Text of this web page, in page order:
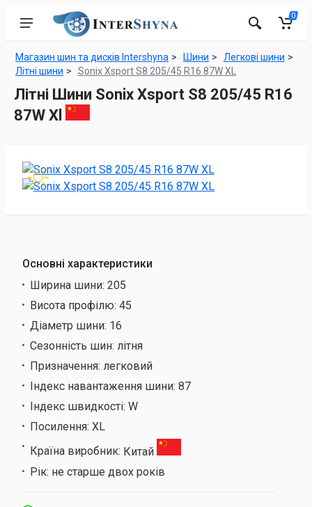
0
Магазин шин та дисків Intershyna Шини
Легкові шини
Літні шини
Sonix Xsport S8 205/45 R16 87W XL
Літні Шини Sonix Xsport S8 205/45 R16
87W Xl
Основні характеристики
Ширина шини: 205
Висота профілю: 45
Діаметр шини: 16
Сезонність шин: літня
Призначення: легковий
Індекс навантаження шини: 87
Індекс швидкості: W
Посилення: XL
Країна виробник: Китай
Рік: не старше двох років